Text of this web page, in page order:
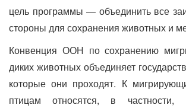
цель программы — объединить все
стороны для сохранения животных и
Конвенция ООН по сохранению
диких животных объединяет
которые они проходят. К
птицам относятся, в частности,